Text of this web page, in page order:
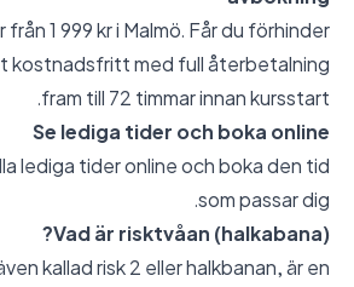
1 999 kr i Malmö. Får du förhinder
kostnadsfritt med full återbetalning
fram till 72 timmar innan kursstart.
Se lediga tider och boka online
lediga tider online och boka den tid
som passar dig.
Vad är risktvåan (halkabana)?
kallad risk 2 eller halkbanan, är en